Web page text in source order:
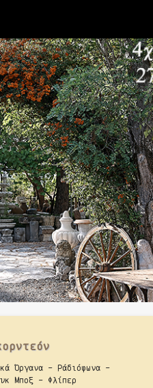
Όργανα - Ράδιόφωνα -
Μποξ - Φλίπερ